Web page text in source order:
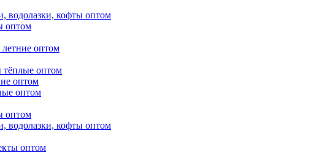
водолазки, кофты оптом
оптом
оптом
оптом
оптом
оптом
оптом
водолазки, кофты оптом
оптом